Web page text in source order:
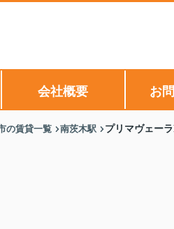
会社概要 お
の賃貸一覧 南茨木駅 プリマヴェー